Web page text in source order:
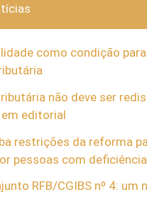
como condição
não deve ser
em editorial
restrições da reforma
pessoas com
RFB/CGIBS nº 4: um